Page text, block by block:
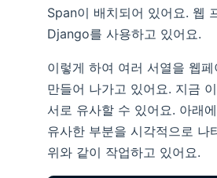
Span이 배치되어 있어요. 웹
Django를 사용하고 있어요.
이렇게 하여 여러 서열을 웹
만들어 나가고 있어요. 지금
서로 유사할 수 있어요. 아래
유사한 부분을 시각적으로 나
위와 같이 작업하고 있어요.